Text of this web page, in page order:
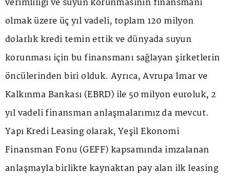
olmak üzere üç yıl vadeli, toplam 120 milyon
dolarlık kredi temin ettik ve dünyada suyun
korunması için bu finansmanı sağlayan şirketlerin
öncülerinden biri olduk. Ayrıca, Avrupa İmar ve
Kalkınma Bankası (EBRD) ile 50 milyon euroluk, 2
yıl vadeli finansman anlaşmalarımız da mevcut.
Yapı Kredi Leasing olarak, Yeşil Ekonomi
Finansman Fonu (GEFF) kapsamında imzalanan
anlaşmayla birlikte kaynaktan pay alan ilk leasing